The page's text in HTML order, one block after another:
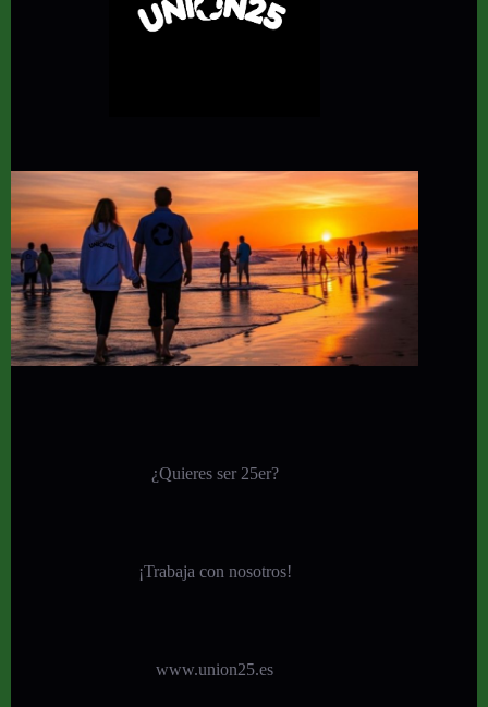
¿Quieres ser 25er?
¡Trabaja con nosotros!
www.union25.es